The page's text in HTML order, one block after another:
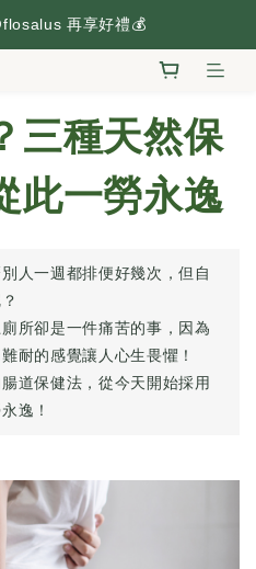
享免運，搶先逛逛🛒
再享好禮💰
三種天然保
此一勞永逸
人一週都排便好幾次，但自
所卻是一件痛苦的事，因為
耐的感覺讓人心生畏懼！
道保健法，從今天開始採用
逸！